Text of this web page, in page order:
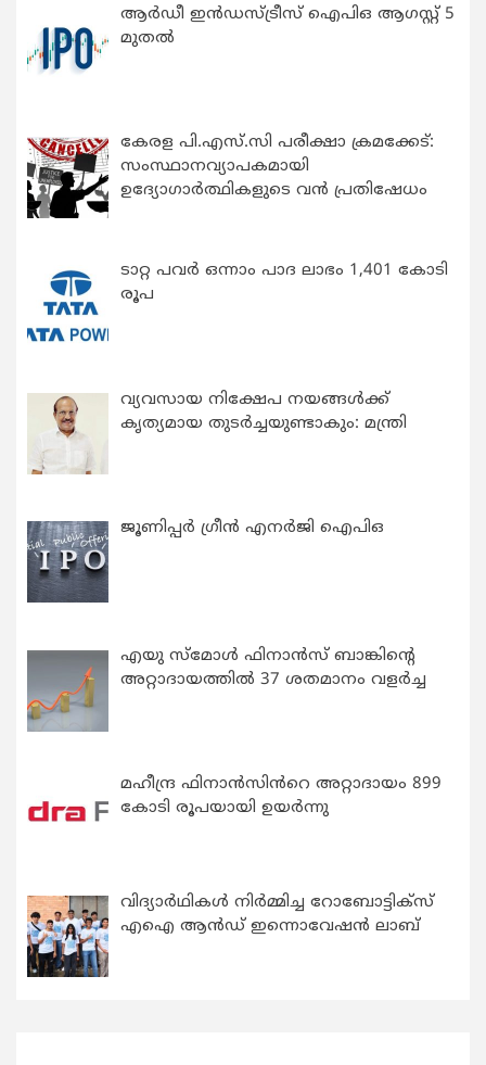
ആർഡീ ഇൻഡസ്ട്രീസ് ഐപിഒ ആഗസ്റ്റ് 5
മുതൽ
കേരള പി.എസ്.സി പരീക്ഷാ ക്രമക്കേട്:
സംസ്ഥാനവ്യാപകമായി
ഉദ്യോഗാര്‍ത്ഥികളുടെ വന്‍ പ്രതിഷേധം
ടാറ്റ പവർ ഒന്നാം പാദ ലാഭം 1,401 കോടി
രൂപ
വ്യവസായ നിക്ഷേപ നയങ്ങള്‍ക്ക്
കൃത്യമായ തുടര്‍ച്ചയുണ്ടാകും: മന്ത്രി
ജൂണിപ്പർ ഗ്രീൻ എനർജി ഐപിഒ
എയു സ്‌മോൾ ഫിനാൻസ് ബാങ്കിന്റെ
അറ്റാദായത്തിൽ 37 ശതമാനം വളർച്ച
മഹീന്ദ്ര ഫിനാൻസിൻറെ അറ്റാദായം 899
കോടി രൂപയായി ഉയർന്നു
വിദ്യാര്‍ഥികള്‍ നിര്‍മ്മിച്ച റോബോട്ടിക്സ്
എഐ ആന്‍ഡ് ഇന്നൊവേഷന്‍ ലാബ്